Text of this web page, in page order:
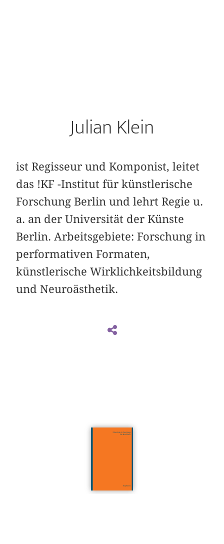
Julian Klein
ist Regisseur und Komponist, leitet
das !KF -Institut für künstlerische
Forschung Berlin und lehrt Regie u.
a. an der Universität der Künste
Berlin. Arbeitsgebiete: Forschung in
performativen Formaten,
künstlerische Wirklichkeitsbildung
und Neuroästhetik.